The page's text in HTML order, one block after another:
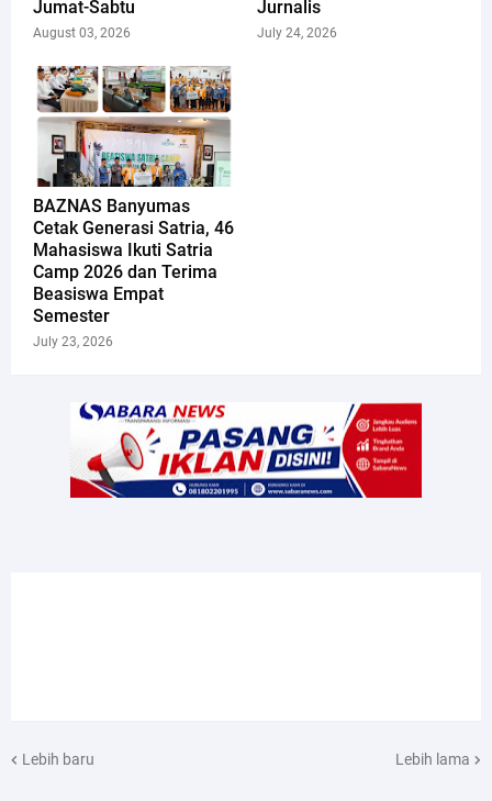
Jumat-Sabtu
August 03, 2026
Jurnalis
July 24, 2026
​BAZNAS Banyumas
Cetak Generasi Satria, 46
Mahasiswa Ikuti Satria
Camp 2026 dan Terima
Beasiswa Empat
Semester
July 23, 2026
Lebih baru Lebih lama